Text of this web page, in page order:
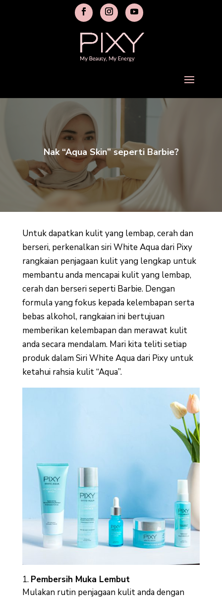
Nak “Aqua Skin” seperti Barbie?
Untuk dapatkan kulit yang lembap, cerah dan
berseri, perkenalkan siri White Aqua dari Pixy
rangkaian penjagaan kulit yang lengkap untuk
membantu anda mencapai kulit yang lembap,
cerah dan berseri seperti Barbie. Dengan
formula yang fokus kepada kelembapan serta
bebas alkohol, rangkaian ini bertujuan
memberikan kelembapan dan merawat kulit
anda secara mendalam. Mari kita teliti setiap
produk dalam Siri White Aqua dari Pixy untuk
ketahui rahsia kulit “Aqua”.
Pembersih Muka Lembut
Mulakan rutin penjagaan kulit anda dengan